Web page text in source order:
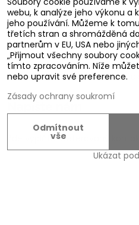
info@zamecky.cz
Výroba Autoklíčů,
Adam Zeman
+420 602 656 684
Napište nám
Zde vyplňte preferovaný kontakt
webu, k analýze jeho výkonu a
jeho používání. Můžeme k
třetích stran a shromážděná
partnerům v EU, USA nebo
„Přijmout všechny soubory
tímto zpracováním. Níže
nebo upravit své preference.
Zásady ochrany soukromí
Ukázat
Odmítnout
vše